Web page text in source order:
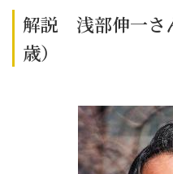
解説 浅部伸一さ
歳）